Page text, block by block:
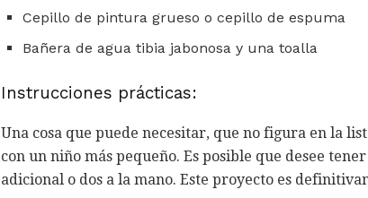
Cepillo de pintura grueso o cepillo de espuma
Bañera de agua tibia jabonosa y una toalla
Instrucciones prácticas:
Una cosa que puede necesitar, que no figura en la
con un niño más pequeño. Es posible que desee
adicional o dos a la mano. Este proyecto es